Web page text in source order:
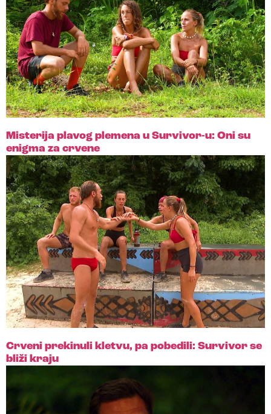
Misterija plavog plemena u Survivor-u: Oni su
enigma za crvene
Crveni prekinuli kletvu, pa pobedili: Survivor se
bliži kraju